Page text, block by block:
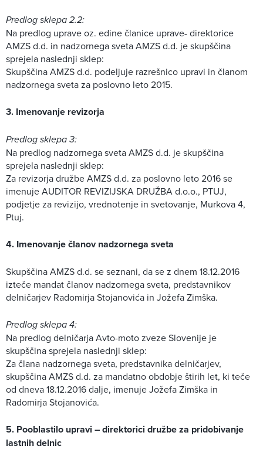
Predlog sklepa 2.2:
Na predlog uprave oz. edine članice uprave- direktorice
AMZS d.d. in nadzornega sveta AMZS d.d. je skupščina
sprejela naslednji sklep:
Skupščina AMZS d.d. podeljuje razrešnico upravi in članom
nadzornega sveta za poslovno leto 2015.
3. Imenovanje revizorja
Predlog sklepa 3:
Na predlog nadzornega sveta AMZS d.d. je skupščina
sprejela naslednji sklep:
Za revizorja družbe AMZS d.d. za poslovno leto 2016 se
imenuje AUDITOR REVIZIJSKA DRUŽBA d.o.o., PTUJ,
podjetje za revizijo, vrednotenje in svetovanje, Murkova 4,
Ptuj.
4. Imenovanje članov nadzornega sveta
Skupščina AMZS d.d. se seznani, da se z dnem 18.12.2016
izteče mandat članov nadzornega sveta, predstavnikov
delničarjev Radomirja Stojanovića in Jožefa Zimška.
Predlog sklepa 4:
Na predlog delničarja Avto-moto zveze Slovenije je
skupščina sprejela naslednji sklep:
Za člana nadzornega sveta, predstavnika delničarjev,
skupščina AMZS d.d. za mandatno obdobje štirih let, ki teče
od dneva 18.12.2016 dalje, imenuje Jožefa Zimška in
Radomirja Stojanovića.
5. Pooblastilo upravi – direktorici družbe za pridobivanje
lastnih delnic